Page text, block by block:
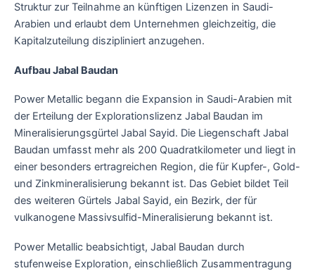
Struktur zur Teilnahme an künftigen Lizenzen in Saudi-
Arabien und erlaubt dem Unternehmen gleichzeitig, die
Kapitalzuteilung diszipliniert anzugehen.
Aufbau Jabal Baudan
Power Metallic begann die Expansion in Saudi-Arabien mit
der Erteilung der Explorationslizenz Jabal Baudan im
Mineralisierungsgürtel Jabal Sayid. Die Liegenschaft Jabal
Baudan umfasst mehr als 200 Quadratkilometer und liegt in
einer besonders ertragreichen Region, die für Kupfer-, Gold-
und Zinkmineralisierung bekannt ist. Das Gebiet bildet Teil
des weiteren Gürtels Jabal Sayid, ein Bezirk, der für
vulkanogene Massivsulfid-Mineralisierung bekannt ist.
Power Metallic beabsichtigt, Jabal Baudan durch
stufenweise Exploration, einschließlich Zusammentragung